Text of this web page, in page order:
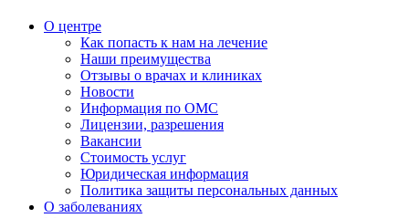
О центре
Как попасть к нам на лечение
Наши преимущества
Отзывы о врачах и клиниках
Новости
Информация по ОМС
Лицензии, разрешения
Вакансии
Стоимость услуг
Юридическая информация
Политика защиты персональных данных
О заболеваниях